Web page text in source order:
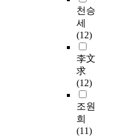
천승
세
(12)
李文
求
(12)
조원
희
(11)